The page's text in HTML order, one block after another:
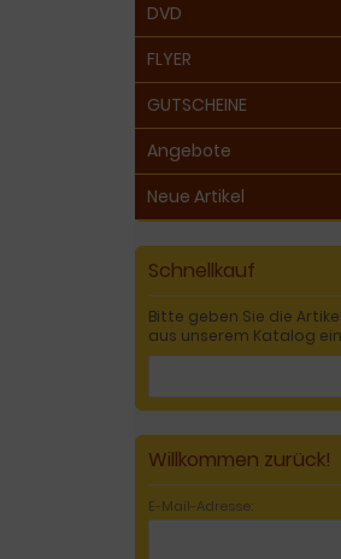
DVD
FLYER
GUTSCHEINE
Angebote
Neue Artikel
Schnellkauf
Bitte geben Sie die
aus unserem Katalog
Willkommen zurück!
E-Mail-Adresse: